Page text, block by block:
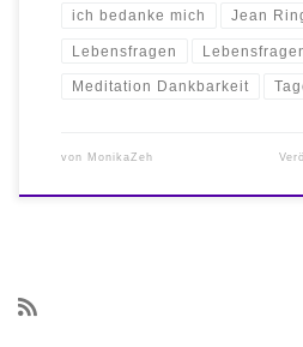
ich bedanke mich Jean
Lebensfragen
Meditation Dankbarkeit
von MonikaZeh